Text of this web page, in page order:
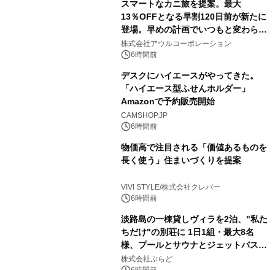
スマートなカニ旅を提案。最大
13％OFFとなる早割120日前が新たに
登場。早めの計画でいつもと変わらぬ
大人の冬旅を。ー夕日ヶ浦温泉「佳松
苑 別邸ふうか」ー
株式会社アウルコーポレーション
6時間前
デスクにハイエースがやってきた。
「ハイエース型ふせんホルダー」
Amazonで予約販売開始
CAMSHOP.JP
6時間前
物価高で注目される「価値あるものを
長く使う」住まいづくりを提案
VIVI STYLE/株式会社クレバー
6時間前
淡路島の一棟貸しヴィラを2泊、"私た
ちだけ"の別荘に 1日1組・最大8名
様、プールとサウナとジェットバス付
きで Villa Mon Temps AWAJIの連泊
株式会社ぷらど